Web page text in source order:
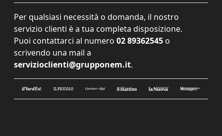
Per qualsiasi necessità o domanda, il nostro
servizio clienti è a tua completa disposizione.
Puoi contattarci al numero 02 89362545 o
scrivendo una mail a
servizioclienti@grupponem.it.